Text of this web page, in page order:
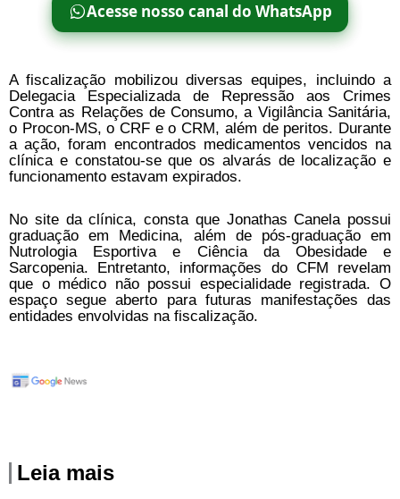
Acesse nosso canal do WhatsApp
A fiscalização mobilizou diversas equipes, incluindo a
Delegacia Especializada de Repressão aos Crimes
Contra as Relações de Consumo, a Vigilância Sanitária,
o Procon-MS, o CRF e o CRM, além de peritos. Durante
a ação, foram encontrados medicamentos vencidos na
clínica e constatou-se que os alvarás de localização e
funcionamento estavam expirados.
No site da clínica, consta que Jonathas Canela possui
graduação em Medicina, além de pós-graduação em
Nutrologia Esportiva e Ciência da Obesidade e
Sarcopenia. Entretanto, informações do CFM revelam
que o médico não possui especialidade registrada. O
espaço segue aberto para futuras manifestações das
entidades envolvidas na fiscalização.
Leia mais